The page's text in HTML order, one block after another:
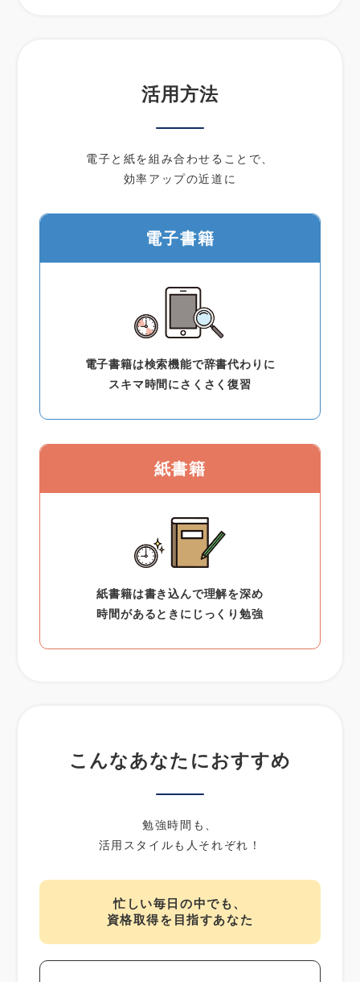
活用方法
電子と紙を組み合わせることで、
効率アップの近道に
電子書籍
電子書籍は検索機能で辞書代わりに
スキマ時間にさくさく復習
紙書籍
紙書籍は書き込んで理解を深め
時間があるときにじっくり勉強
こんなあなたにおすすめ
勉強時間も、
活用スタイルも人それぞれ！
忙しい毎日の中でも、
資格取得を目指すあなた